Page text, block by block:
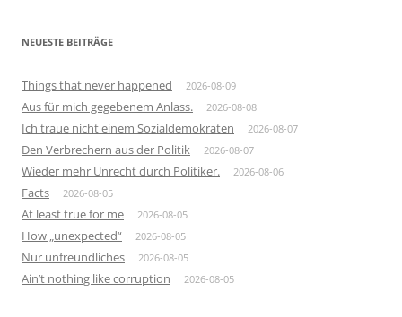
NEUESTE BEITRÄGE
Things that never happened 2026-08-09
Aus für mich gegebenem Anlass. 2026-08-08
Ich traue nicht einem Sozialdemokraten 2026-08-07
Den Verbrechern aus der Politik 2026-08-07
Wieder mehr Unrecht durch Politiker. 2026-08-06
Facts 2026-08-05
At least true for me 2026-08-05
How „unexpected“ 2026-08-05
Nur unfreundliches 2026-08-05
Ain’t nothing like corruption 2026-08-05